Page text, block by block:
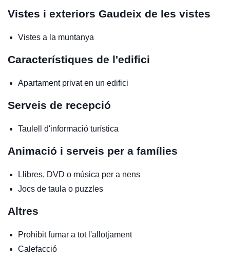
Vistes i exteriors Gaudeix de les vistes
Vistes a la muntanya
Característiques de l'edifici
Apartament privat en un edifici
Serveis de recepció
Taulell d'informació turística
Animació i serveis per a famílies
Llibres, DVD o música per a nens
Jocs de taula o puzzles
Altres
Prohibit fumar a tot l'allotjament
Calefacció